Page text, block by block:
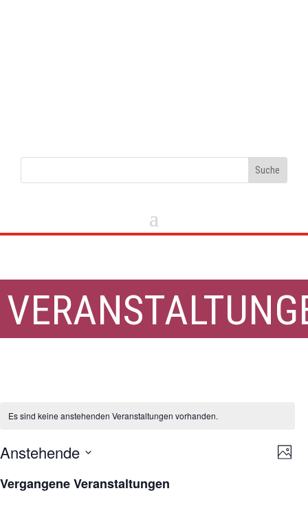
Es sind keine anstehenden Veranstaltungen vorhanden.
Foto
Anstehende
auswählen.
List
Vergangene Veranstaltungen